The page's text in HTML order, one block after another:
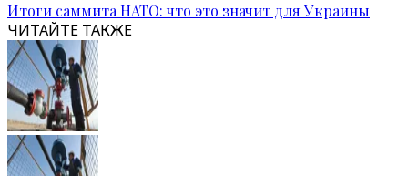
Итоги саммита НАТО: что это значит для Украины
ЧИТАЙТЕ ТАКЖЕ